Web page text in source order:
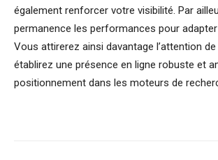
également renforcer votre visibilité. Par
permanence les performances pour
Vous attirerez ainsi davantage l’attention
établirez une présence en ligne robuste et
positionnement dans les moteurs de